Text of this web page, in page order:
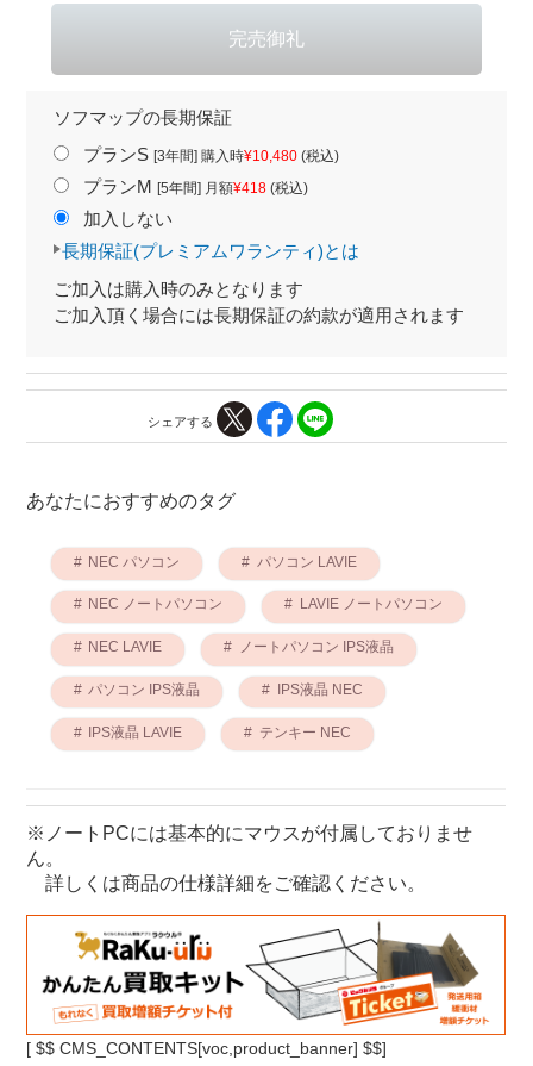
ソフマップの長期保証
プランS [3年間] 購入時¥10,480(税込)
プランM [5年間] 月額¥418(税込)
加入しない
長期保証(プレミアムワランティ)とは
ご加入は購入時のみとなります
ご加入頂く場合には長期保証の約款が適用されます
シェアする
あなたにおすすめのタグ
NEC パソコン パソコン LAVIE
NEC ノートパソコン LAVIE ノートパソコン
NEC LAVIE ノートパソコン IPS液晶
パソコン IPS液晶 IPS液晶 NEC
IPS液晶 LAVIE テンキー NEC
※ノートPCには基本的にマウスが付属しておりませ
ん。
詳しくは商品の仕様詳細をご確認ください。
[ $$ CMS_CONTENTS[voc,product_banner] $$]